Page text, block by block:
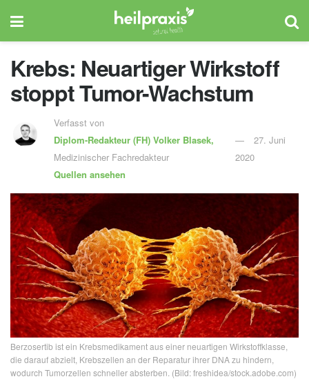
Krebs: Neuartiger Wirkstoff
stoppt Tumor-Wachstum
Verfasst von
Diplom-Redakteur (FH)Volker Blasek,
Medizinischer Fachredakteur
Quellen ansehen
27. Juni
2020
Berzosertib ist ein Krebsmedikament aus einer neuartigen Wirkstoffklasse,
die darauf abzielt, Krebszellen an der Reparatur ihrer DNA zu hindern,
wodurch Tumorzellen schneller absterben. (Bild: freshidea/stock.adobe.com)